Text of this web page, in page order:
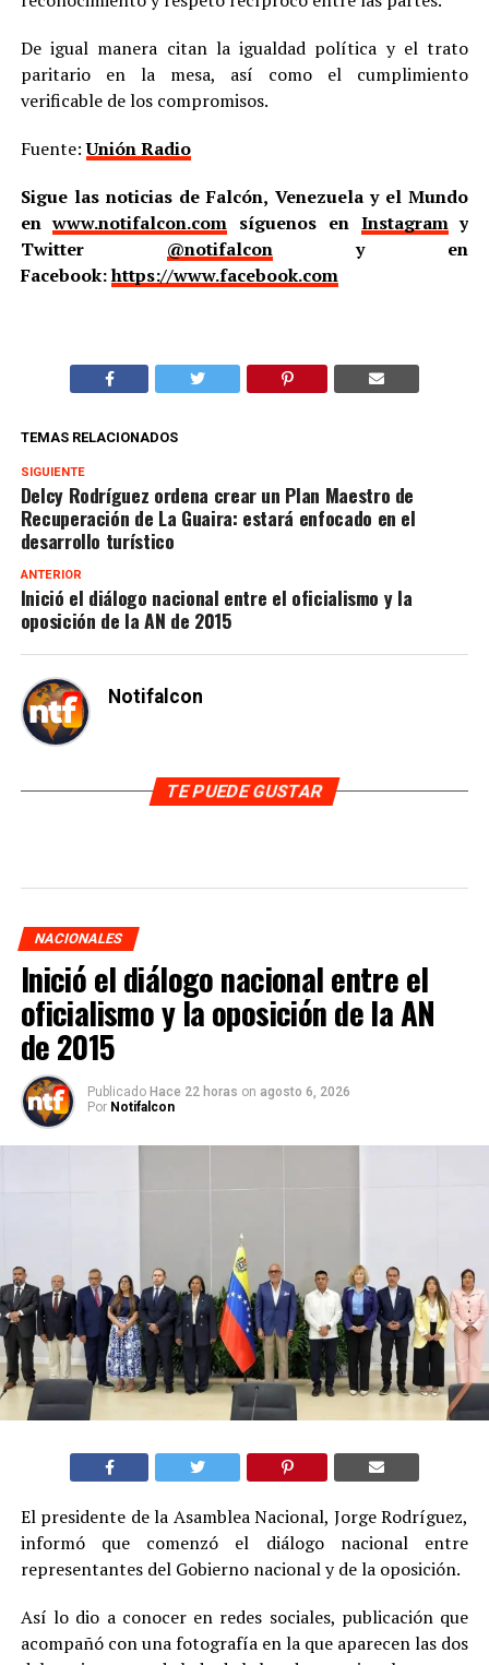
De igual manera citan la igualdad política y el trato
paritario en la mesa, así como el cumplimiento
verificable de los compromisos.
Fuente:Unión Radio
Sigue las noticias de Falcón, Venezuela y el Mundo
enwww.notifalcon.com síguenos en Instagramy
Twitter @notifalcony en
Facebook:https://www.facebook.com
TEMAS RELACIONADOS
SIGUIENTE
Delcy Rodríguez ordena crear un Plan Maestro de
Recuperación de La Guaira: estará enfocado en el
desarrollo turístico
ANTERIOR
Inició el diálogo nacional entre el oficialismo y la
oposición de la AN de 2015
Notifalcon
TE PUEDE GUSTAR
NACIONALES
Inició el diálogo nacional entre el
oficialismo y la oposición de la AN
de 2015
Publicado Hace 22 horas on agosto 6, 2026
Por Notifalcon
El presidente de la Asamblea Nacional, Jorge Rodríguez,
informó que comenzó el diálogo nacional entre
representantes del Gobierno nacional y de la oposición.
Así lo dio a conocer en redes sociales, publicación que
acompañó con una fotografía en la que aparecen las dos